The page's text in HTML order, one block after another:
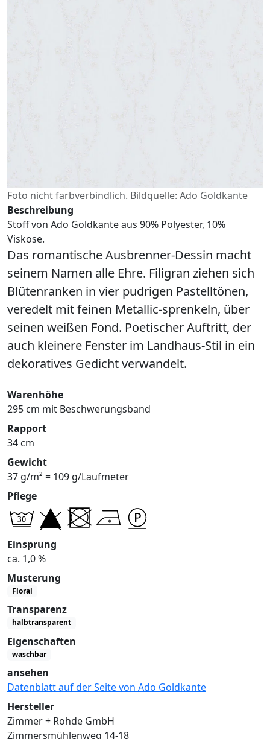
Foto nicht farbverbindlich. Bildquelle: Ado Goldkante
Beschreibung
Stoff von Ado Goldkante aus 90% Polyester, 10%
Viskose.
Das romantische Ausbrenner-Dessin macht
seinem Namen alle Ehre. Filigran ziehen sich
Blütenranken in vier pudrigen Pastelltönen,
veredelt mit feinen Metallic-sprenkeln, über
seinen weißen Fond. Poetischer Auftritt, der
auch kleinere Fenster im Landhaus-Stil in ein
dekoratives Gedicht verwandelt.
Warenhöhe
295 cm mit Beschwerungsband
Rapport
34 cm
Gewicht
37 g/m² = 109 g/Laufmeter
Pflege
Einsprung
ca. 1,0 %
Musterung
Floral
Transparenz
halbtransparent
Eigenschaften
waschbar
ansehen
Datenblatt auf der Seite von Ado Goldkante
Hersteller
Zimmer + Rohde GmbH
Zimmersmühlenweg 14-18